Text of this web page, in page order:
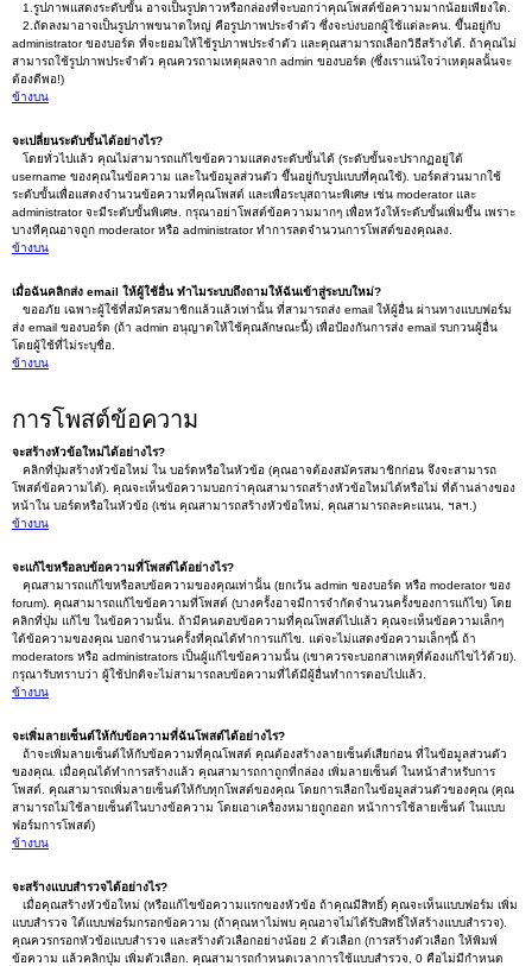
1.รูปภาพแสดงระดับขั้น อาจเป็นรูปดาวหรือกล่องที่จะบอกว่าคุณโพสต์ข้อความมากน้อยเพียงใด.
2.ถัดลงมาอาจเป็นรูปภาพขนาดใหญ่ คือรูปภาพประจำตัว ซึ่งจะบ่งบอกผู้ใช้แต่ละคน. ขึ้นอยู่กับ
administrator ของบอร์ด ที่จะยอมให้ใช้รูปภาพประจำตัว และคุณสามารถเลือกวิธีสร้างได้. ถ้าคุณไม่
สามารถใช้รูปภาพประจำตัว คุณควรถามเหตุผลจาก admin ของบอร์ด (ซึ่งเราแน่ใจว่าเหตุผลนั้นจะ
ต้องดีพอ!)
ข้างบน
จะเปลี่ยนระดับขั้นได้อย่างไร?
โดยทั่วไปแล้ว คุณไม่สามารถแก้ไขข้อความแสดงระดับขั้นได้ (ระดับขั้นจะปรากฏอยู่ใต้
username ของคุณในข้อความ และในข้อมูลส่วนตัว ขึ้นอยู่กับรูปแบบที่คุณใช้). บอร์ดส่วนมากใช้
ระดับขั้นเพื่อแสดงจำนวนข้อความที่คุณโพสต์ และเพื่อระบุสถานะพิเศษ เช่น moderator และ
administrator จะมีระดับขั้นพิเศษ. กรุณาอย่าโพสต์ข้อความมากๆ เพื่อหวังให้ระดับขั้นเพิ่มขึ้น เพราะ
บางทีคุณอาจถูก moderator หรือ administrator ทำการลดจำนวนการโพสต์ของคุณลง.
ข้างบน
เมื่อฉันคลิกส่ง email ให้ผู้ใช้อื่น ทำไมระบบถึงถามให้ฉันเข้าสู่ระบบใหม่?
ขออภัย เฉพาะผู้ใช้ที่สมัครสมาชิกแล้วแล้วเท่านั้น ที่สามารถส่ง email ให้ผู้อื่น ผ่านทางแบบฟอร์ม
ส่ง email ของบอร์ด (ถ้า admin อนุญาตให้ใช้คุณลักษณะนี้) เพื่อป้องกันการส่ง email รบกวนผู้อื่น
โดยผู้ใช้ที่ไม่ระบุชื่อ.
ข้างบน
การโพสต์ข้อความ
จะสร้างหัวข้อใหม่ได้อย่างไร?
คลิกที่ปุ่มสร้างหัวข้อใหม่ ใน บอร์ดหรือในหัวข้อ (คุณอาจต้องสมัครสมาชิกก่อน จึงจะสามารถ
โพสต์ข้อความได้). คุณจะเห็นข้อความบอกว่าคุณสามารถสร้างหัวข้อใหม่ได้หรือไม่ ที่ด้านล่างของ
หน้าใน บอร์ดหรือในหัวข้อ (เช่น คุณสามารถสร้างหัวข้อใหม่, คุณสามารถละคะแนน, ฯลฯ.)
ข้างบน
จะแก้ไขหรือลบข้อความที่โพสต์ได้อย่างไร?
คุณสามารถแก้ไขหรือลบข้อความของคุณเท่านั้น (ยกเว้น admin ของบอร์ด หรือ moderator ของ
forum). คุณสามารถแก้ไขข้อความที่โพสต์ (บางครั้งอาจมีการจำกัดจำนวนครั้งของการแก้ไข) โดย
คลิกที่ปุ่ม แก้ไข ในข้อความนั้น. ถ้ามีคนตอบข้อความที่คุณโพสต์ไปแล้ว คุณจะเห็นข้อความเล็กๆ
ใต้ข้อความของคุณ บอกจำนวนครั้งที่คุณได้ทำการแก้ไข. แต่จะไม่แสดงข้อความเล็กๆนี้ ถ้า
moderators หรือ administrators เป็นผู้แก้ไขข้อความนั้น (เขาควรจะบอกสาเหตุที่ต้องแก้ไขไว้ด้วย).
กรุณารับทราบว่า ผู้ใช้ปกติจะไม่สามารถลบข้อความที่ได้มีผู้อื่นทำการตอบไปแล้ว.
ข้างบน
จะเพิ่มลายเซ็นต์ให้กับข้อความที่ฉันโพสต์ได้อย่างไร?
ถ้าจะเพิ่มลายเซ็นต์ให้กับข้อความที่คุณโพสต์ คุณต้องสร้างลายเซ็นต์เสียก่อน ที่ในข้อมูลส่วนตัว
ของคุณ. เมื่อคุณได้ทำการสร้างแล้ว คุณสามารถกาถูกที่กล่อง เพิ่มลายเซ็นต์ ในหน้าสำหรับการ
โพสต์. คุณสามารถเพิ่มลายเซ็นต์ให้กับทุกโพสต์ของคุณ โดยการเลือกในข้อมูลส่วนตัวของคุณ (คุณ
สามารถไม่ใช้ลายเซ็นต์ในบางข้อความ โดยเอาเครื่องหมายถูกออก หน้าการใช้ลายเซ็นต์ ในแบบ
ฟอร์มการโพสต์)
ข้างบน
จะสร้างแบบสำรวจได้อย่างไร?
เมื่อคุณสร้างหัวข้อใหม่ (หรือแก้ไขข้อความแรกของหัวข้อ ถ้าคุณมีสิทธิ์) คุณจะเห็นแบบฟอร์ม เพิ่ม
แบบสำรวจ ใต้แบบฟอร์มกรอกข้อความ (ถ้าคุณหาไม่พบ คุณอาจไม่ได้รับสิทธิ์ให้สร้างแบบสำรวจ).
คุณควรกรอกหัวข้อแบบสำรวจ และสร้างตัวเลือกอย่างน้อย 2 ตัวเลือก (การสร้างตัวเลือก ให้พิมพ์
ข้อความ แล้วคลิกปุ่ม เพิ่มตัวเลือก. คุณสามารถกำหนดเวลาการใช้แบบสำรวจ, 0 คือไม่มีกำหนด